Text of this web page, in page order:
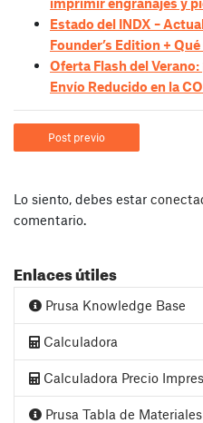
Estado del INDX –
Founder’s Edition +
Oferta Flash del
Envío Reducido en la
Post previo
Lo siento, debes estar
comentario.
Enlaces útiles
Prusa Knowledge Base
Calculadora
Calculadora Precio
Prusa Tabla de Materiales